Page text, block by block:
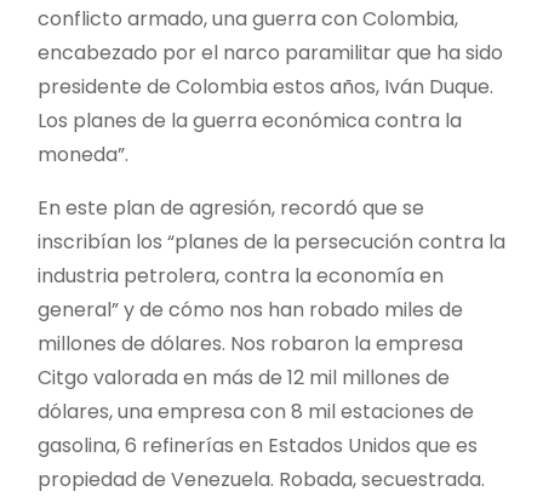
conflicto armado, una guerra con Colombia,
encabezado por el narco paramilitar que ha sido
presidente de Colombia estos años, Iván Duque.
Los planes de la guerra económica contra la
moneda”.
En este plan de agresión, recordó que se
inscribían los “planes de la persecución contra la
industria petrolera, contra la economía en
general” y de cómo nos han robado miles de
millones de dólares. Nos robaron la empresa
Citgo valorada en más de 12 mil millones de
dólares, una empresa con 8 mil estaciones de
gasolina, 6 refinerías en Estados Unidos que es
propiedad de Venezuela. Robada, secuestrada.